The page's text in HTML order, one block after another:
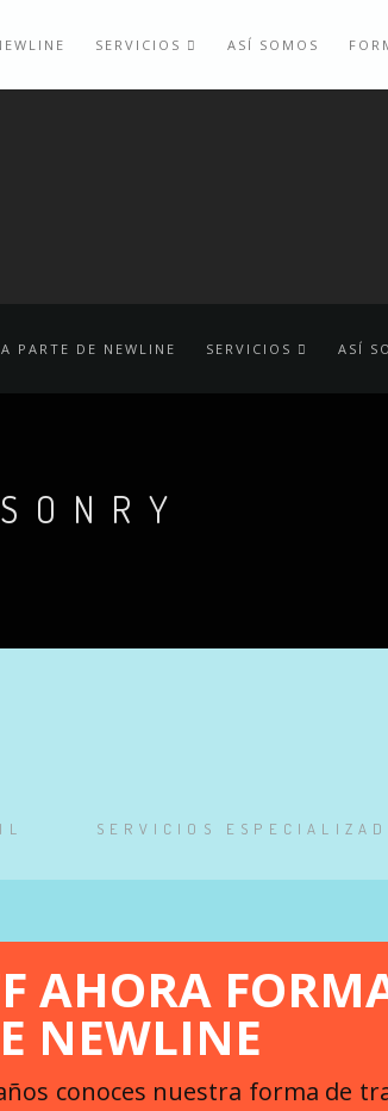
SERVICIOS ASÍ SOMOS
PARTE DE NEWLINE SERVICIOS ASÍ
SERVICIOS
AHORA
NEWLINE
conoces nuestra forma de